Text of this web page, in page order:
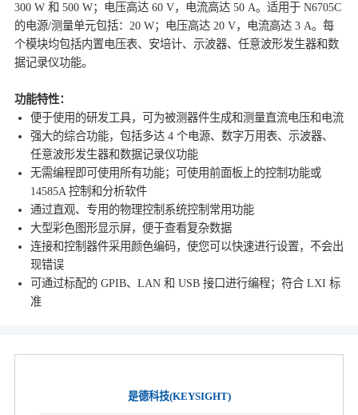
300 W 和 500 W；电压高达 60 V，电流高达 50 A。适用于 N6705C
的电源/测量单元包括：20 W；电压高达 20 V，电流高达 3 A。每
个模块均包括内置电压表、安培计、示波器、任意波形发生器和数
据记录仪功能。
功能特性：
便于使用的研发工具，可为被测器件生成和测量直流电压和电流
强大的综合功能，包括多达 4 个电源、数字万用表、示波器、
任意波形发生器和数据记录仪功能
无需编程即可使用所有功能；可使用前面板上的控制功能或
14585A 控制和分析软件
通过直观、专用的物理控制系统控制常用功能
大型彩色图形显示屏，便于查看复杂数据
连接和控制器件采用颜色编码，使您可以快速进行设置，不会出
现错误
可通过标配的 GPIB、LAN 和 USB 接口进行编程；符合 LXI 标
准
是德科技(KEYSIGHT)